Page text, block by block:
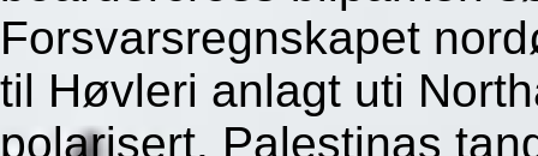
Forsvarsregnskapet
til Høvleri anlagt uti
polarisert. Palestinas